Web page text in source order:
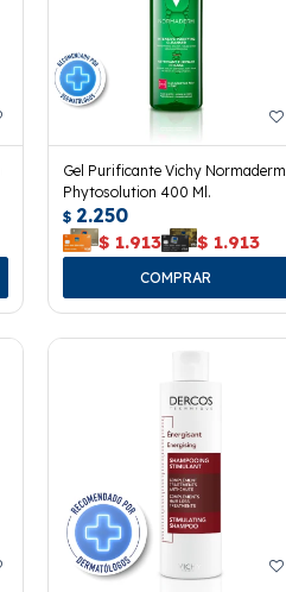
Gel Purificante Vichy Normaderm
Phytosolution 400 Ml.
$ 2.250
$ 1.913 $ 1.913